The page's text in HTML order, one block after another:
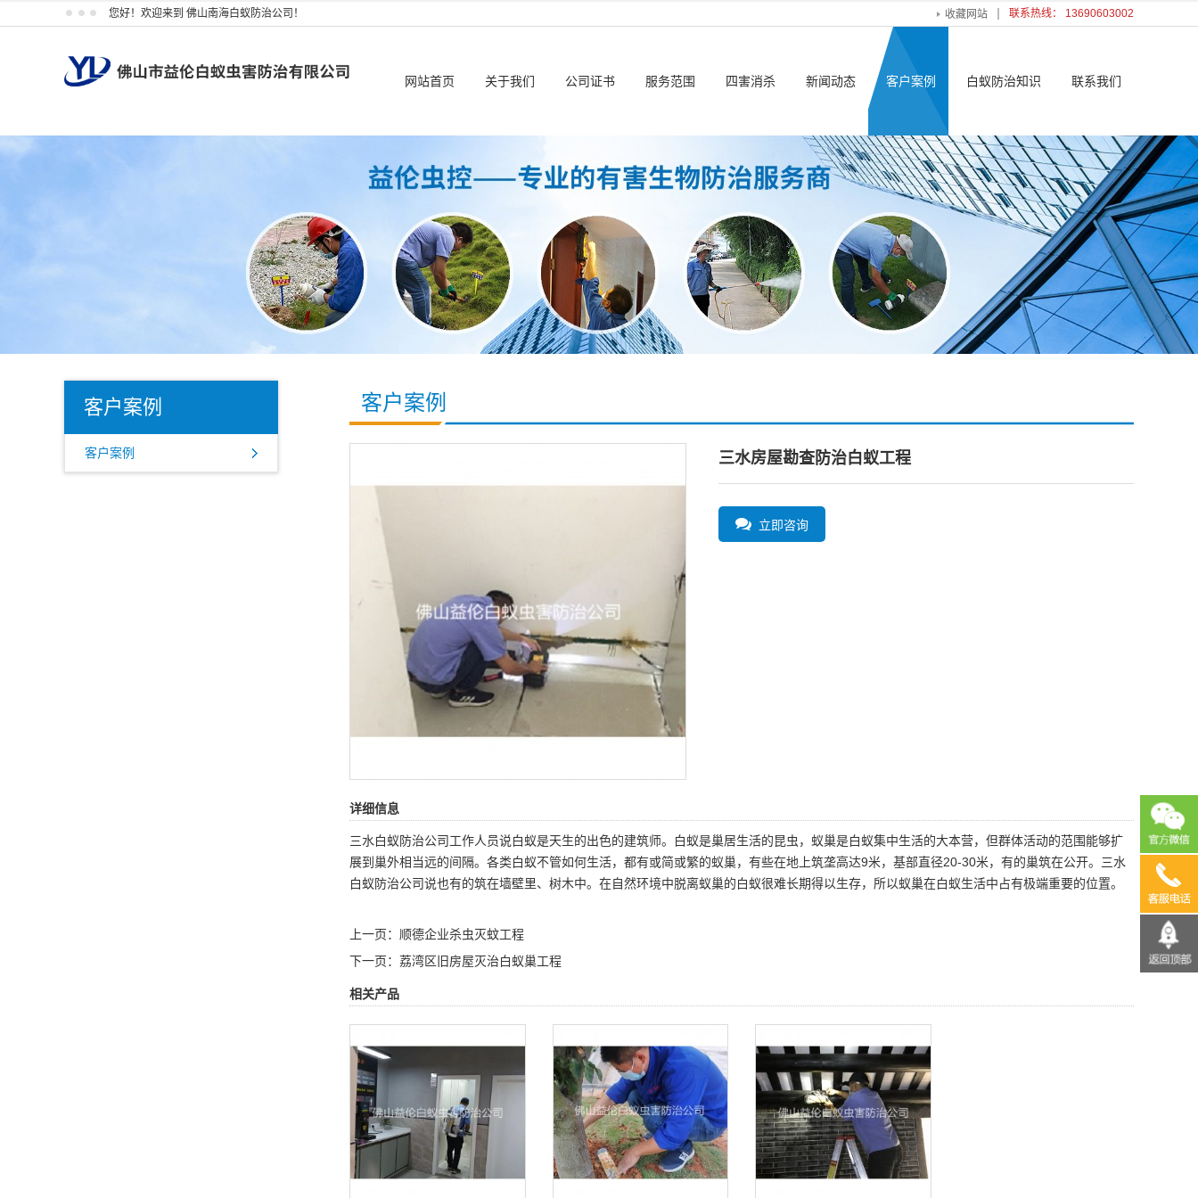
您好！欢迎来到 佛山南海白蚁防治公司！ 收藏网站 联系热线： 13690603002
网站首页 关于我们 公司证书 服务范围 四害消杀 新闻动态 客户案例 白蚁防治知识 联系我们
客户案例
客户案例
客户案例
三水房屋勘查防治白蚁工程
立即咨询
详细信息
三水白蚁防治公司工作人员说白蚁是天生的出色的建筑师。白蚁是巢居生活的昆虫，蚁巢是白蚁集中生活的大本营，但群体活动的范围能够扩
展到巢外相当远的间隔。各类白蚁不管如何生活，都有或简或繁的蚁巢，有些在地上筑垄高达9米，基部直径20-30米，有的巢筑在公开。三水
白蚁防治公司说也有的筑在墙壁里、树木中。在自然环境中脱离蚁巢的白蚁很难长期得以生存，所以蚁巢在白蚁生活中占有极端重要的位置。
上一页： 顺德企业杀虫灭蚊工程
下一页： 荔湾区旧房屋灭治白蚁巢工程
相关产品